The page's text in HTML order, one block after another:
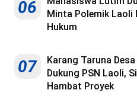
06
Minta Polemik Laoli
Hukum
07
Karang Taruna
Dukung PSN Laoli,
Hambat Proyek